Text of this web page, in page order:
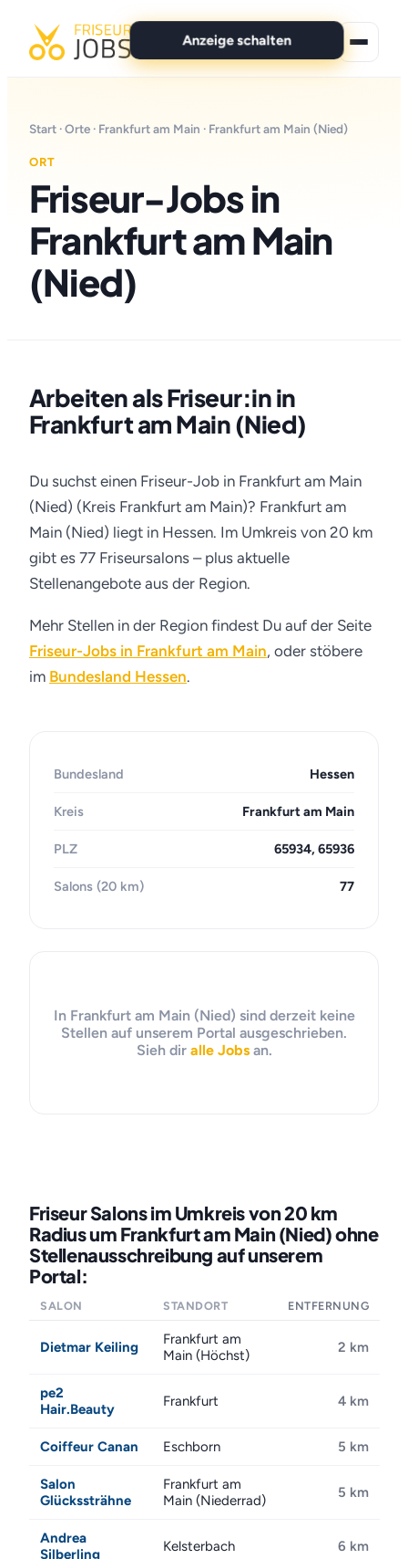
Anzeige schalten
Für Bewerber
Marken
News
Start ·Orte · Frankfurt am Main · Frankfurt am Main (Nied)
ORT
Friseur-Jobs in
Frankfurt am Main
(Nied)
Arbeiten als Friseur:in in
Frankfurt am Main (Nied)
Du suchst einen Friseur-Job in Frankfurt am Main
(Nied) (Kreis Frankfurt am Main)? Frankfurt am
Main (Nied) liegt in Hessen. Im Umkreis von 20 km
gibt es 77 Friseursalons – plus aktuelle
Stellenangebote aus der Region.
Mehr Stellen in der Region findest Du auf der Seite
Friseur-Jobs in Frankfurt am Main, oder stöbere
im Bundesland Hessen.
Bundesland Hessen
Kreis Frankfurt am Main
PLZ 65934, 65936
Salons (20 km) 77
In Frankfurt am Main (Nied) sind derzeit keine
Stellen auf unserem Portal ausgeschrieben.
Sieh dir alle Jobsan.
Friseur Salons im Umkreis von 20 km
Radius um Frankfurt am Main (Nied) ohne
Stellenausschreibung auf unserem
Portal:
SALON STANDORT ENTFERNUNG
Dietmar Keiling
Frankfurt am
Main (Höchst)
2 km
pe2
Hair.Beauty
Frankfurt 4 km
Coiffeur Canan Eschborn 5 km
Salon
Glückssträhne
Frankfurt am
Main (Niederrad)
5 km
Andrea
Silberling
Kelsterbach 6 km